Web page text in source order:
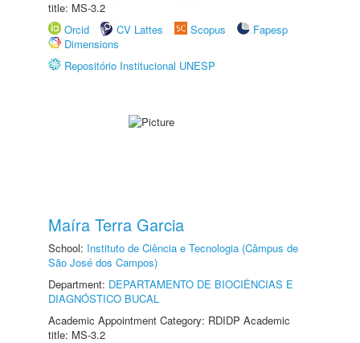
title: MS-3.2
Orcid
CV Lattes Scopus
Fapesp
Dimensions
Repositório Institucional UNESP
Maíra Terra Garcia
School: Instituto de Ciência e Tecnologia (Câmpus de
São José dos Campos)
Department: DEPARTAMENTO DE BIOCIÊNCIAS E
DIAGNÓSTICO BUCAL
Academic Appointment Category: RDIDP Academic
title: MS-3.2